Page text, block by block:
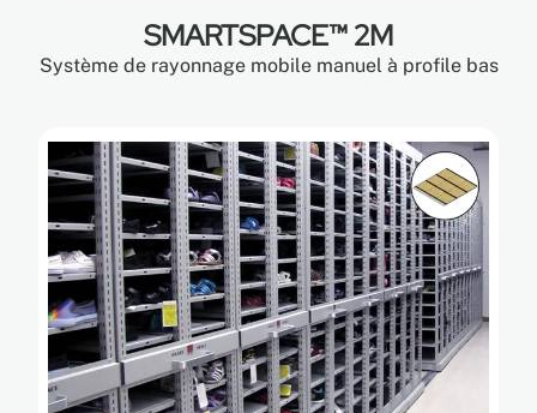
SMARTSPACE™ 2M
Système de rayonnage mobile manuel à profile bas